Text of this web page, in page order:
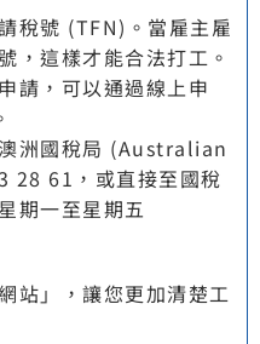
稅號 (TFN)。當雇主雇
，這樣才能合法打工。
請，可以通過線上申
洲國稅局 (Australian
61，或直接至國稅
期一至星期五
站」，讓您更加清楚工